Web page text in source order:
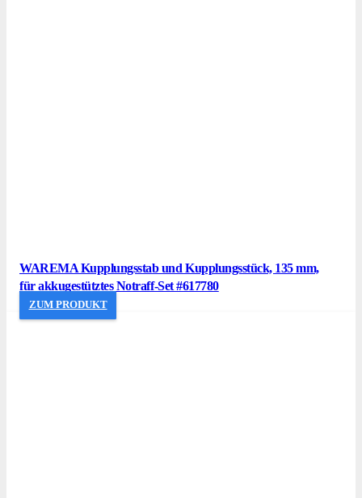
WAREMA Kupplungsstab und Kupplungsstück, 135 mm,
für akkugestütztes Notraff-Set #617780
ZUM PRODUKT